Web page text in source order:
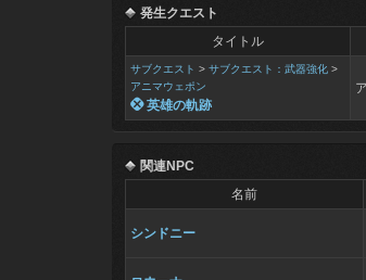
発生クエスト
タイトル
サブクエスト > サブクエスト：武器強化 >
アニマウェポン
 英雄の軌跡
関連NPC
名前
シンドニー